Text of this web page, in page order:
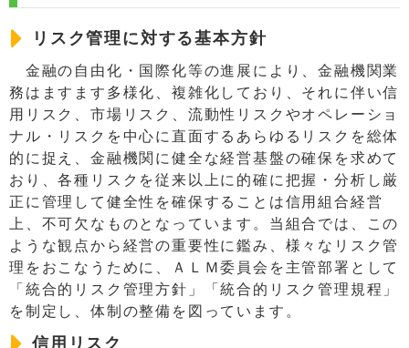
リスク管理に対する基本方針
金融の自由化・国際化等の進展により、金融機関業
務はますます多様化、複雑化しており、それに伴い信
用リスク、市場リスク、流動性リスクやオペレーショ
ナル・リスクを中心に直面するあらゆるリスクを総体
的に捉え、金融機関に健全な経営基盤の確保を求めて
おり、各種リスクを従来以上に的確に把握・分析し厳
正に管理して健全性を確保することは信用組合経営
上、不可欠なものとなっています。当組合では、この
ような観点から経営の重要性に鑑み、様々なリスク管
理をおこなうために、ＡＬＭ委員会を主管部署として
「統合的リスク管理方針」「統合的リスク管理規程」
を制定し、体制の整備を図っています。
信用リスク